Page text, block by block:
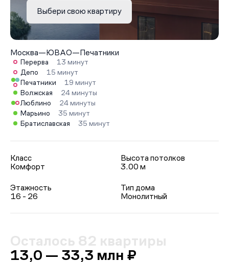
Выбери свою квартиру
Москва—ЮВАО—Печатники
Перерва
13 минут
Депо
15 минут
Печатники
19 минут
Волжская
24 минуты
Люблино
24 минуты
Марьино
35 минут
Братиславская
35 минут
Класс
Комфорт
Высота потолков
3.00 м
Этажность
16 - 26
Тип дома
Монолитный
Осталось 82 квартиры
13,0 — 33,3 млн ₽